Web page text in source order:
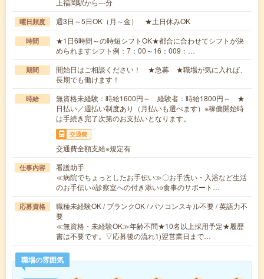
曜日頻度 週3日～5日OK（月～金） ★土日休みOK
時間
★1日6時間～の時短シフトOK★都合に合わせてシフトが決
められますシフト例：7：00～16：009：…
期間
開始日はご相談ください！ ★急募 ★職場が気に入れば、
長期でも働けます！
時給
無資格未経験：時給1600円～ 経験者：時給1800円～ ★
日払い／週払い制度あり（月払いも選べます）※稼働開始時
は手続き完了次第のお支払いとなります。
交通費
交通費全額支給※規定有
仕事内容
看護助手
≪病院でちょっとしたお手伝い≫〇お手洗い・入浴など生活
のお手伝い○診察室への付き添い○食事のサポート…
応募資格
職種未経験OK / ブランクOK / パソコンスキル不要 / 英語力不
要
≪無資格・未経験OK≫年齢不問★10名以上採用予定★履歴
書は不要です。▽応募後の流れ1)翌営業日まで…
職場の雰囲気